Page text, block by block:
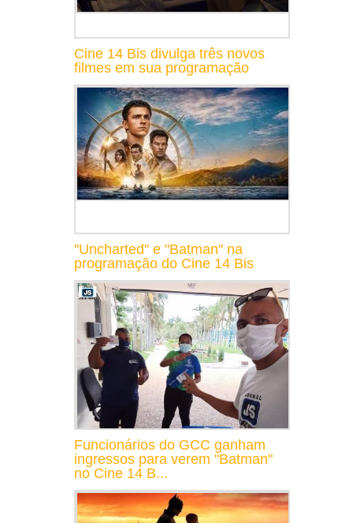
Cine 14 Bis divulga três novos
filmes em sua programação
"Uncharted" e "Batman" na
programação do Cine 14 Bis
Funcionários do GCC ganham
ingressos para verem "Batman"
no Cine 14 B...